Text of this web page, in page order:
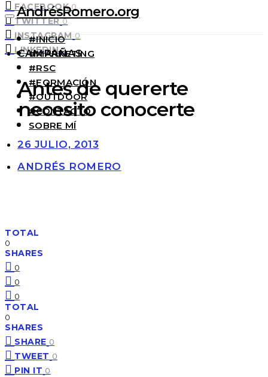
FACEBOOK 0
TWITTER 0
INSTAGRAM 0
LINKEDIN 0
AndrésRomero.org
#INICIO
#MARKETING
#RSC
#FORMACIÓN
#OUTDOOR
#CONTACTO
SOBRE MÍ
CAMPAÑAS
Antes de quererte
necesito conocerte
26 JULIO, 2013
ANDRÉS ROMERO
TOTAL
0
SHARES
0
0
0
TOTAL
0
SHARES
SHARE 0
TWEET 0
PIN IT 0